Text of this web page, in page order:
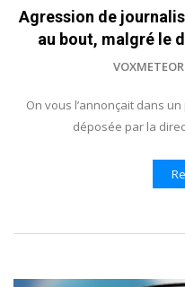
Agression de
au bout, malgré le
On vous l’annonçait dans
déposée par la